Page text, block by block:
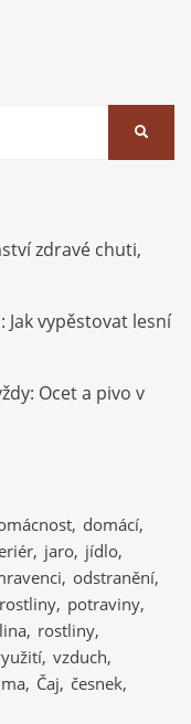
zdravé chuti,
vypěstovat lesní
Ocet a pivo v
domácí
jaro jídlo
odstranění
potraviny
rostliny
vzduch
Čaj česnek